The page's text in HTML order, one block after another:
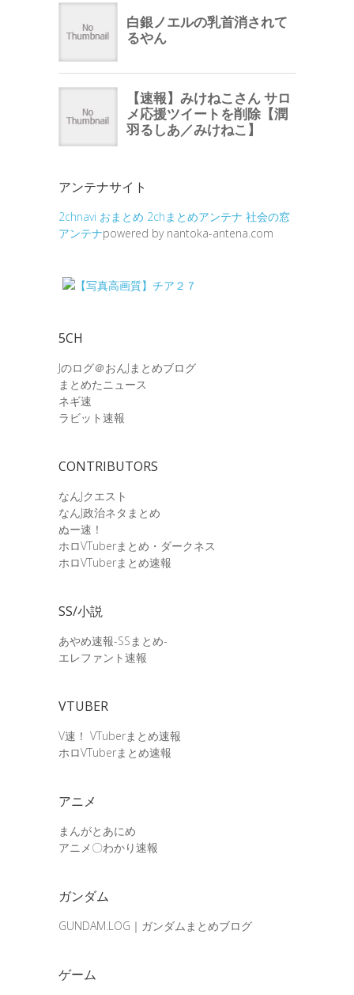
アンテナサイト
2chnavi おまとめ 2chまとめアンテナ 社会の窓
アンテナpowered by nantoka-antena.com
5CH
Jのログ＠おんJまとめブログ
まとめたニュース
ネギ速
ラビット速報
CONTRIBUTORS
なんJクエスト
なんJ政治ネタまとめ
ぬー速！
ホロVTuberまとめ・ダークネス
ホロVTuberまとめ速報
SS/小説
あやめ速報-SSまとめ-
エレファント速報
VTUBER
V速！ VTuberまとめ速報
ホロVTuberまとめ速報
アニメ
まんがとあにめ
アニメ〇わかり速報
ガンダム
GUNDAM.LOG｜ガンダムまとめブログ
ゲーム